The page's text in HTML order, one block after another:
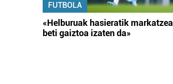
FUTBOLA
«Helburuak hasieratik markatzea
beti gaiztoa izaten da»